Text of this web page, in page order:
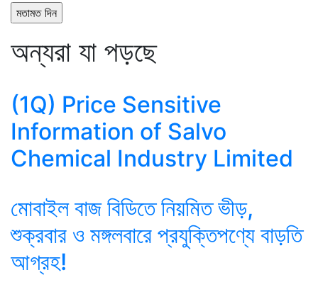
অন্যরা যা পড়ছে
(1Q) Price Sensitive
Information of Salvo
Chemical Industry Limited
মোবাইল বাজ বিডিতে নিয়মিত ভীড়,
শুক্রবার ও মঙ্গলবারে প্রযুক্তিপণ্যে বাড়তি
আগ্রহ!